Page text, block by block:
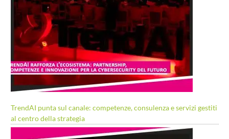
TrendAI punta sul canale: competenze, consulenza e servizi gestiti
al centro della strategia